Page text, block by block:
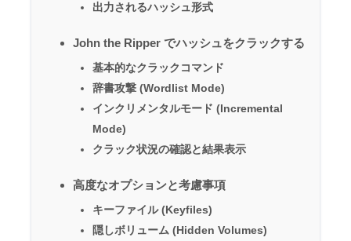
出力されるハッシュ形式
John the Ripper でハッシュをクラックする
基本的なクラックコマンド
辞書攻撃 (Wordlist Mode)
インクリメンタルモード (Incremental
Mode)
クラック状況の確認と結果表示
高度なオプションと考慮事項
キーファイル (Keyfiles)
隠しボリューム (Hidden Volumes)